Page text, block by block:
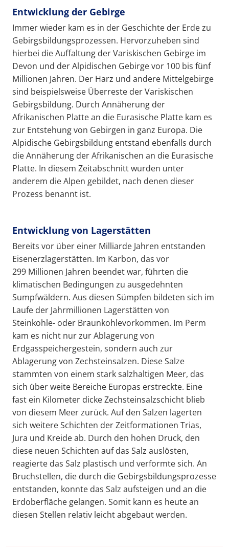
Entwicklung der Gebirge
Immer wieder kam es in der Geschichte der Erde zu
Gebirgsbildungsprozessen. Hervorzuheben sind
hierbei die Auffaltung der Variskischen Gebirge im
Devon und der Alpidischen Gebirge vor 100 bis fünf
Millionen Jahren. Der Harz und andere Mittelgebirge
sind beispielsweise Überreste der Variskischen
Gebirgsbildung. Durch Annäherung der
Afrikanischen Platte an die Eurasische Platte kam es
zur Entstehung von Gebirgen in ganz Europa. Die
Alpidische Gebirgsbildung entstand ebenfalls durch
die Annäherung der Afrikanischen an die Eurasische
Platte. In diesem Zeitabschnitt wurden unter
anderem die Alpen gebildet, nach denen dieser
Prozess benannt ist.
Entwicklung von Lagerstätten
Bereits vor über einer Milliarde Jahren entstanden
Eisenerzlagerstätten. Im Karbon, das vor
299 Millionen Jahren beendet war, führten die
klimatischen Bedingungen zu ausgedehnten
Sumpfwäldern. Aus diesen Sümpfen bildeten sich im
Laufe der Jahrmillionen Lagerstätten von
Steinkohle- oder Braunkohlevorkommen. Im Perm
kam es nicht nur zur Ablagerung von
Erdgasspeichergestein, sondern auch zur
Ablagerung von Zechsteinsalzen. Diese Salze
stammten von einem stark salzhaltigen Meer, das
sich über weite Bereiche Europas erstreckte. Eine
fast ein Kilometer dicke Zechsteinsalzschicht blieb
von diesem Meer zurück. Auf den Salzen lagerten
sich weitere Schichten der Zeitformationen Trias,
Jura und Kreide ab. Durch den hohen Druck, den
diese neuen Schichten auf das Salz auslösten,
reagierte das Salz plastisch und verformte sich. An
Bruchstellen, die durch die Gebirgsbildungsprozesse
entstanden, konnte das Salz aufsteigen und an die
Erdoberfläche gelangen. Somit kann es heute an
diesen Stellen relativ leicht abgebaut werden.